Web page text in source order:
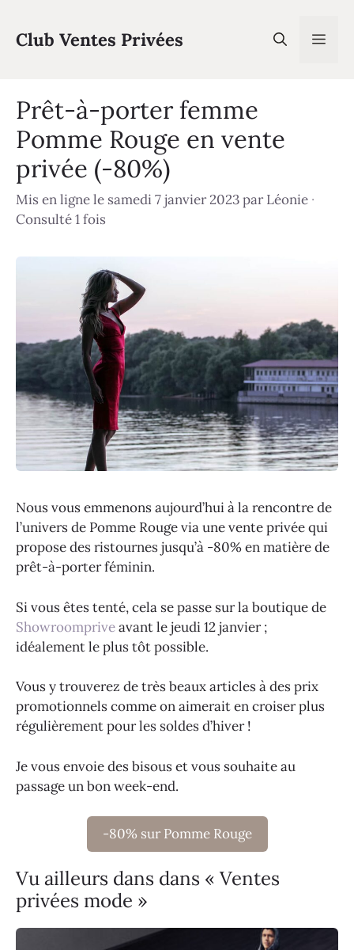
contenu
Club Ventes Privées
Prêt-à-porter femme
Pomme Rouge en vente
privée (-80%)
Mis en ligne le samedi 7 janvier 2023parLéonie ·
Consulté 1 fois
Nous vous emmenons aujourd’hui à la rencontre de
l’univers de Pomme Rouge via une vente privée qui
propose des ristournes jusqu’à -80% en matière de
prêt-à-porter féminin.
Si vous êtes tenté, cela se passe sur la boutique de
Showroompriveavant le jeudi 12 janvier ;
idéalement le plus tôt possible.
Vous y trouverez de très beaux articles à des prix
promotionnels comme on aimerait en croiser plus
régulièrement pour les soldes d’hiver !
Je vous envoie des bisous et vous souhaite au
passage un bon week-end.
-80% sur Pomme Rouge
Vu ailleurs dans dans « Ventes
privées mode »